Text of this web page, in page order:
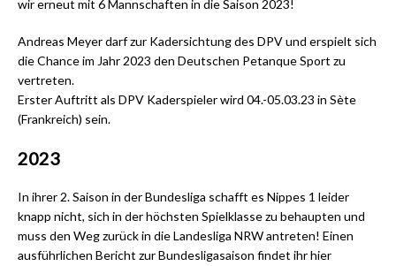
wir erneut mit 6 Mannschaften in die Saison 2023!
A ndreas Meyer darf zur Kadersichtung des DPV und erspielt sich
die Chance im Jahr 2023 den Deutschen Petanque Sport zu
vertreten.
E rster Auftritt als DPV Kaderspieler wird 04.-05.03.23 in Sète
(Frankreich) sein.
2 023
In ihrer 2. Saison in der Bundesliga schafft es Nippes 1 leider
knapp nicht, sich in der höchsten Spielklasse zu behaupten und
muss den Weg zurück in die Landesliga NRW antreten! Einen
ausführlichen Bericht zur Bundesligasaison findet ihr hier